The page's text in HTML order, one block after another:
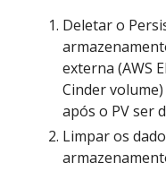
Deletar o
externa (AWS
Cinder
após o PV ser
Limpar os